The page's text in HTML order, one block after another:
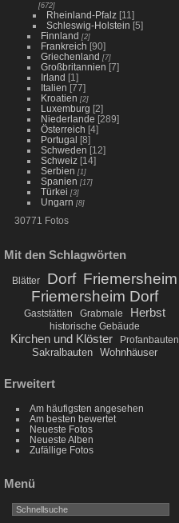
[672]
Rheinland-Pfalz [11]
Schleswig-Holstein [5]
Finnland [2]
Frankreich [90]
Griechenland [7]
Großbritannien [7]
Irland [1]
Italien [77]
Kroatien [2]
Luxemburg [2]
Niederlande [289]
Österreich [4]
Portugal [8]
Schweden [12]
Schweiz [14]
Serbien [1]
Spanien [17]
Türkei [3]
Ungarn [8]
30771 Fotos
Mit den Schlagwörten
Blätter Dorf Friemersheim
Friemersheim Dorf
Gaststätten Grabmale Herbst
historische Gebäude
Kirchen und Klöster Profanbauten
Sakralbauten Wohnhäuser
Erweitert
Am häufigsten angesehen
Am besten bewertet
Neueste Fotos
Neueste Alben
Zufällige Fotos
Menü